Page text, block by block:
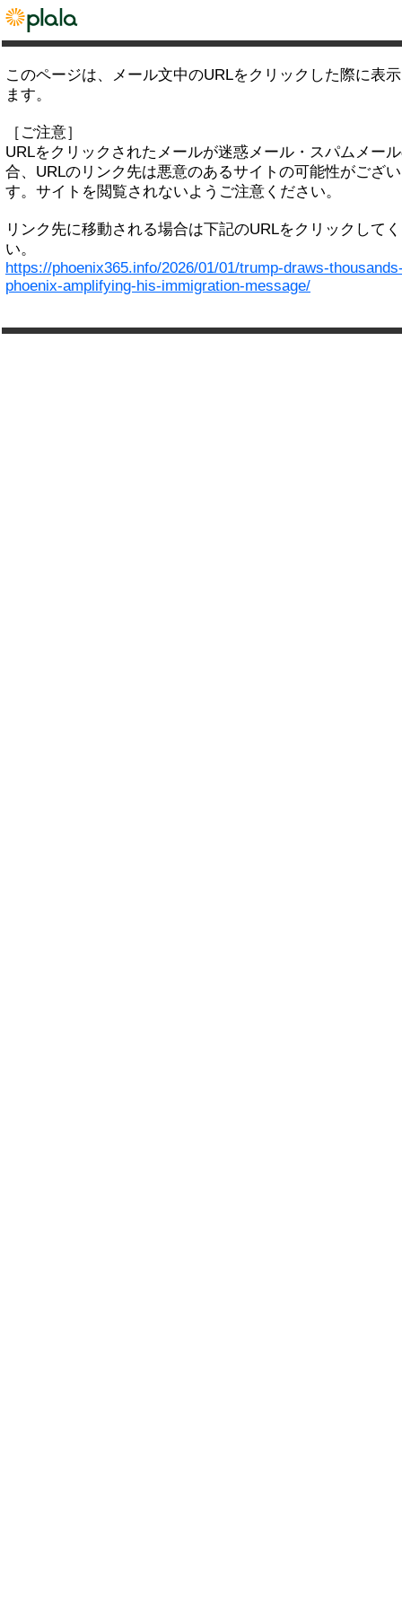
このページは、メール文中のURLをクリックした際に表
ます。
［ご注意］
URLをクリックされたメールが迷惑メール・スパムメー
合、URLのリンク先は悪意のあるサイトの可能性がござ
す。サイトを閲覧されないようご注意ください。
リンク先に移動される場合は下記のURLをクリックして
い。
https://phoenix365.info/2026/01/01/trump-draws-
phoenix-amplifying-his-immigration-message/